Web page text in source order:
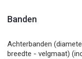
Banden
Achterbanden
breedte - velgmaat)